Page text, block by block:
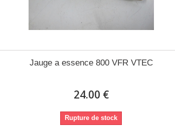
Jauge a essence 800 VFR VTEC
24.00 €
Rupture de stock